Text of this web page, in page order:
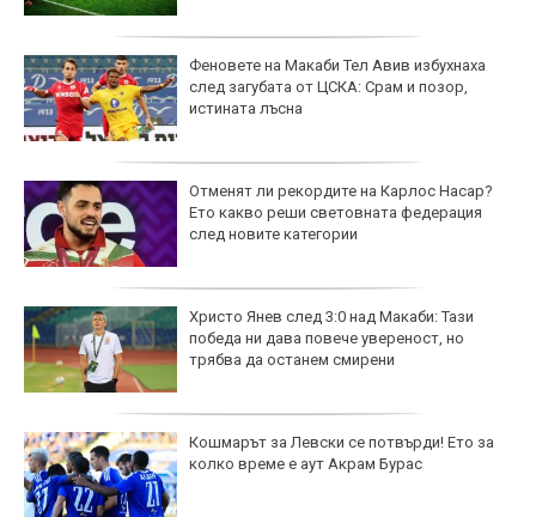
Феновете на Макаби Тел Авив избухнаха
след загубата от ЦСКА: Срам и позор,
истината лъсна
Отменят ли рекордите на Карлос Насар?
Ето какво реши световната федерация
след новите категории
Христо Янев след 3:0 над Макаби: Тази
победа ни дава повече увереност, но
трябва да останем смирени
Кошмарът за Левски се потвърди! Ето за
колко време е аут Акрам Бурас